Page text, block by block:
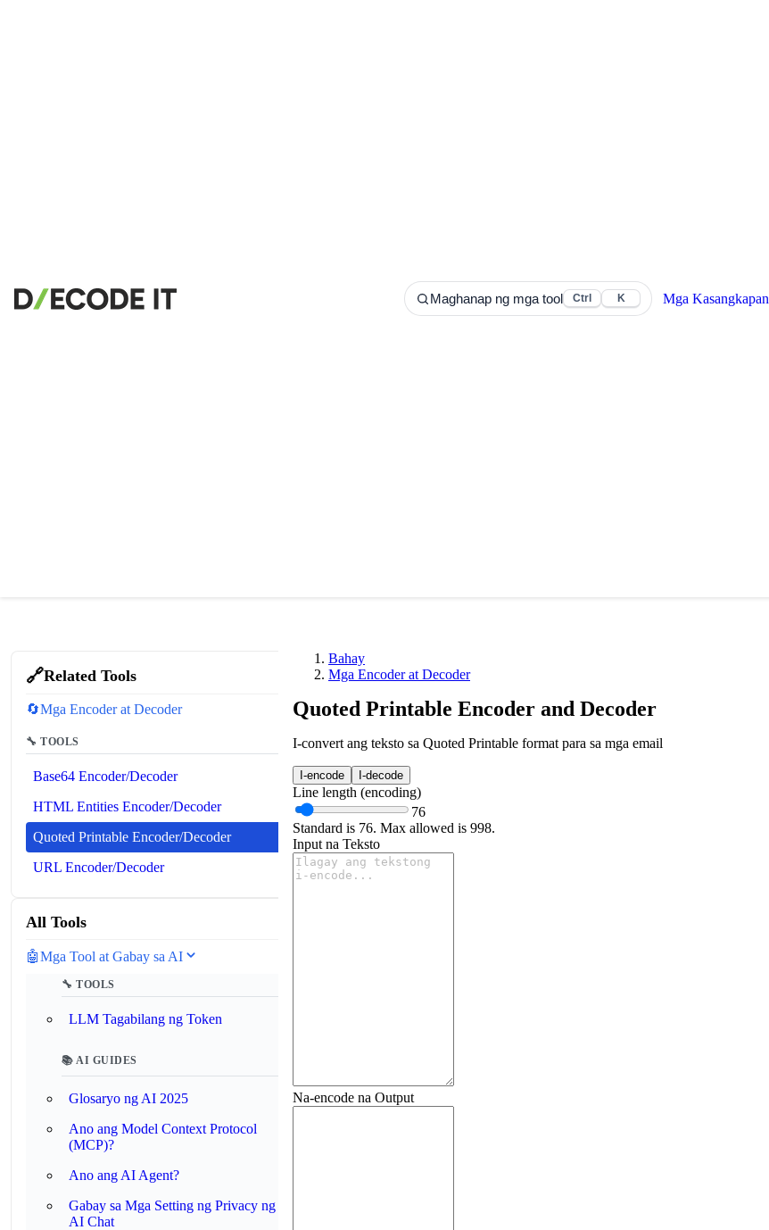
Maghanap ng mga tool Ctrl K Mga Kasangkapan
🔗Related Tools
🔄Mga Encoder at Decoder
🔧 TOOLS
Base64 Encoder/Decoder
HTML Entities Encoder/Decoder
Quoted Printable Encoder/Decoder
URL Encoder/Decoder
All Tools
🤖Mga Tool at Gabay sa AI
🔧 TOOLS
LLM Tagabilang ng Token
📚 AI GUIDES
Glosaryo ng AI 2025
Ano ang Model Context Protocol
(MCP)?
Ano ang AI Agent?
Gabay sa Mga Setting ng Privacy ng
AI Chat
Bahay
Mga Encoder at Decoder
Quoted Printable Encoder and Decoder
I-convert ang teksto sa Quoted Printable format para sa mga email
I-encode I-decode
Line length (encoding)
76
Standard is 76. Max allowed is 998.
Input na Teksto
Na-encode na Output